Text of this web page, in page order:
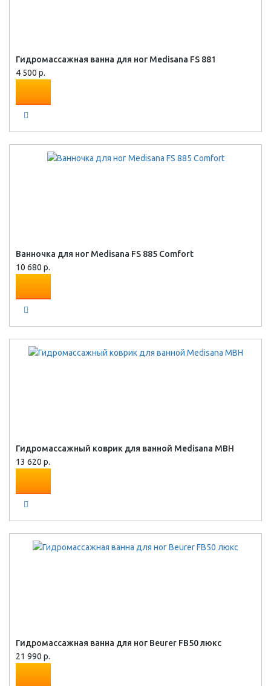
Гидромассажная ванна для ног Medisana FS 881
4 500 р.
Ванночка для ног Medisana FS 885 Comfort
10 680 р.
Гидромассажный коврик для ванной Medisana MBH
13 620 р.
Гидромассажная ванна для ног Beurer FB50 люкс
21 990 р.